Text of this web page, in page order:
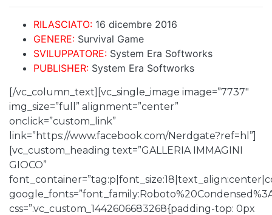
RILASCIATO: 16 dicembre 2016
GENERE: Survival Game
SVILUPPATORE: System Era Softworks
PUBLISHER: System Era Softworks
[/vc_column_text][vc_single_image image=”7737″
img_size=”full” alignment=”center”
onclick=”custom_link”
link=”https://www.facebook.com/Nerdgate?ref=hl”]
[vc_custom_heading text=”GALLERIA IMMAGINI
GIOCO”
css=”.vc_custom_1442606683268{padding-top: 0px